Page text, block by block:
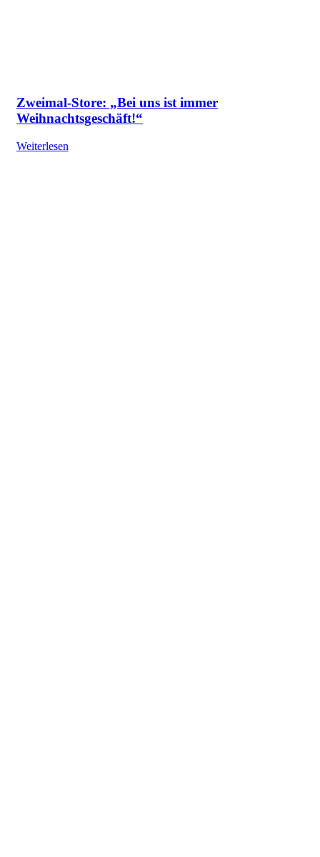
Zweimal-Store: „Bei uns ist immer
Weihnachtsgeschäft!“
Weiterlesen